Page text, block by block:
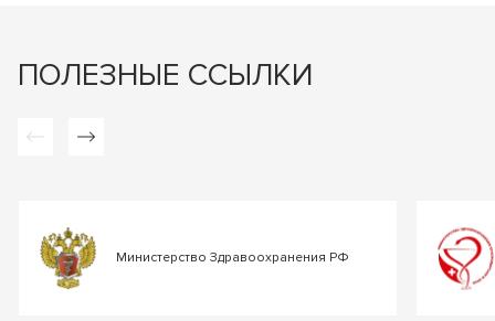
ПОЛЕЗНЫЕ ССЫЛКИ
Министерство Здравоохранения РФ